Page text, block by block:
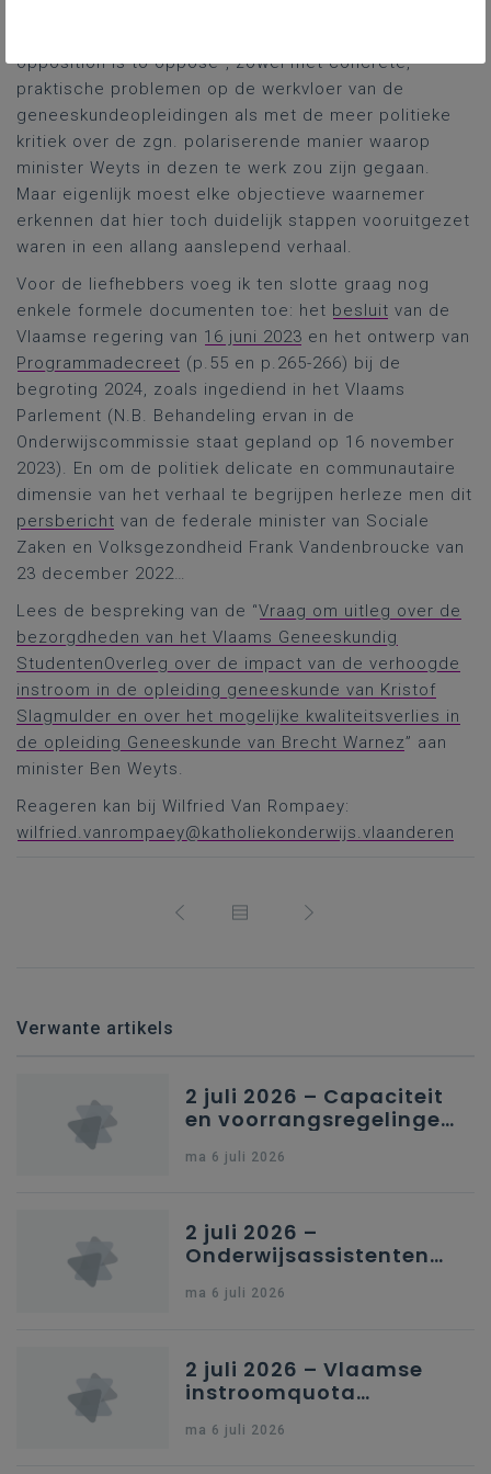
opposition is to oppose”, zowel met concrete,
praktische problemen op de werkvloer van de
geneeskundeopleidingen als met de meer politieke
kritiek over de zgn. polariserende manier waarop
minister Weyts in dezen te werk zou zijn gegaan.
Maar eigenlijk moest elke objectieve waarnemer
erkennen dat hier toch duidelijk stappen vooruitgezet
waren in een allang aanslepend verhaal.
Voor de liefhebbers voeg ik ten slotte graag nog
enkele formele documenten toe: het besluit van de
Vlaamse regering van 16 juni 2023 en het ontwerp van
Programmadecreet (p.55 en p.265-266) bij de
begroting 2024, zoals ingediend in het Vlaams
Parlement (N.B. Behandeling ervan in de
Onderwijscommissie staat gepland op 16 november
2023). En om de politiek delicate en communautaire
dimensie van het verhaal te begrijpen herleze men dit
persbericht van de federale minister van Sociale
Zaken en Volksgezondheid Frank Vandenbroucke van
23 december 2022…
Lees de bespreking van de “Vraag om uitleg over de
bezorgdheden van het Vlaams Geneeskundig
StudentenOverleg over de impact van de verhoogde
instroom in de opleiding geneeskunde van Kristof
Slagmulder en over het mogelijke kwaliteitsverlies in
de opleiding Geneeskunde van Brecht Warnez” aan
minister Ben Weyts.
Reageren kan bij Wilfried Van Rompaey:
wilfried.vanrompaey@katholiekonderwijs.vlaanderen
Verwante artikels
2 juli 2026 – Capaciteit
en voorrangsregelingen
secundair onderwijs in
ma 6 juli 2026
2 juli 2026 –
Onderwijsassistenten
kleuteronderwijs
ma 6 juli 2026
2 juli 2026 – Vlaamse
instroomquota
federale RIZIV-
ma 6 juli 2026